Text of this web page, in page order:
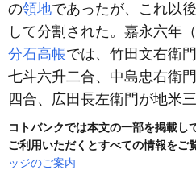
の領地であったが、これ以
して分割された。嘉永六年
分石高帳では、竹田文右衛
七斗六升二合、中島忠右衛
四合、広田長左衛門が地米
コトバンクでは本文の一部を掲載し
ご利用いただくとすべての情報をご
ッジのご案内